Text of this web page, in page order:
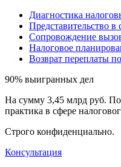
Диагностика
Представительство в
Сопровождение
Налоговое
Возврат переплаты
90% выигранных дел
На сумму 3,45 млрд руб.
практика в сфере
Строго конфиденциально.
Консультация